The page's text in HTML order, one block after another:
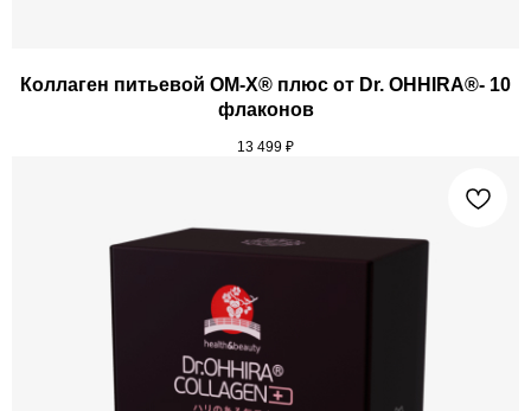
Коллаген питьевой ОМ-Х® плюс от Dr. OHHIRA®- 10
флаконов
13 499 ₽